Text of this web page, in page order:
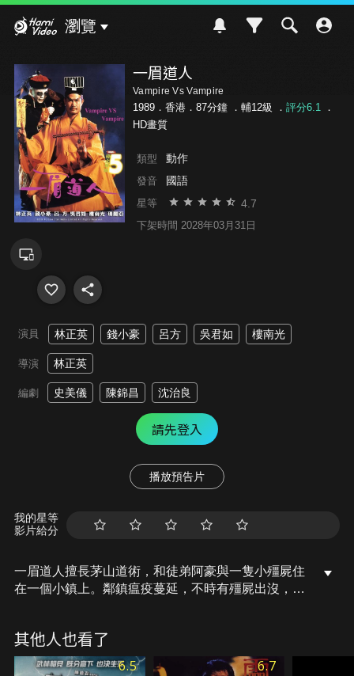
瀏覽
一眉道人
Vampire Vs Vampire
1989．香港．87分鐘 ． 輔12級 ． 評分6.1．
HD畫質
類型 動作
發音 國語
星等 4.7
下架時間 2028年03月31日
演員 林正英 錢小豪 呂方 吳君如 樓南光
導演 林正英
編劇 史美儀 陳錦昌 沈治良
請先登入
播放預告片
我的星等
影片給分
一眉道人擅長茅山道術，和徒弟阿豪與一隻小殭屍住
在一個小鎮上。鄰鎮瘟疫蔓延，不時有殭屍出沒，一
跡。原來此處有一具西洋殭屍意外復活，一場中國法
術對付西洋殭屍的精彩好戲上演了。
其他人也看了
6.5 6.7